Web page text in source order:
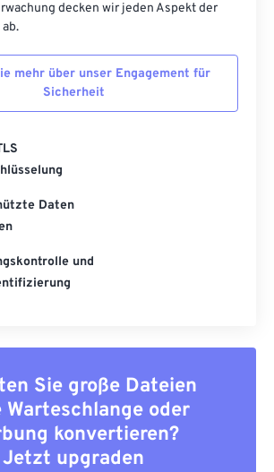
decken wir jeden Aspekt der
mehr über unser Engagement für
Sicherheit
Daten
und
Sie große Dateien
Warteschlange oder
konvertieren?
Jetzt upgraden